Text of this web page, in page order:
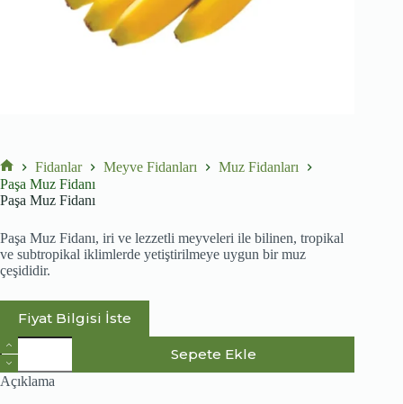
No
title
Fidanlar Meyve Fidanları
Muz Fidanları
Paşa Muz Fidanı
Paşa Muz Fidanı
Paşa Muz Fidanı, iri ve lezzetli meyveleri ile bilinen, tropikal
ve subtropikal iklimlerde yetiştirilmeye uygun bir muz
çeşididir.
Fiyat Bilgisi İste
Paşa
Muz
Fidanı
adet
Sepete Ekle
Açıklama